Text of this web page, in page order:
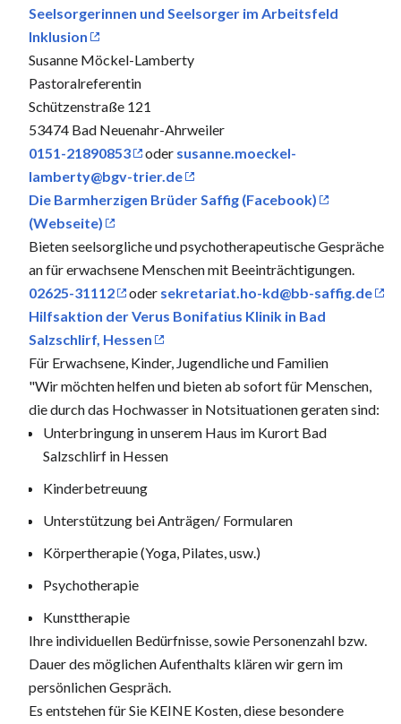
Seelsorgerinnen und Seelsorger im Arbeitsfeld
Inklusion
Susanne Möckel-Lamberty
Pastoralreferentin
Schützenstraße 121
53474 Bad Neuenahr-Ahrweiler
0151-21890853
oder susanne.moeckel-
lamberty@bgv-trier.de
Die Barmherzigen Brüder Saffig (Facebook)
(Webseite)
Bieten seelsorgliche und psychotherapeutische Gespräche
an für erwachsene Menschen mit Beeinträchtigungen.
02625-31112
oder sekretariat.ho-kd@bb-saffig.de
Hilfsaktion der Verus Bonifatius Klinik in Bad
Salzschlirf, Hessen
Für Erwachsene, Kinder, Jugendliche und Familien
"Wir möchten helfen und bieten ab sofort für Menschen,
die durch das Hochwasser in Notsituationen geraten sind:
Unterbringung in unserem Haus im Kurort Bad
Salzschlirf in Hessen
Kinderbetreuung
Unterstützung bei Anträgen/ Formularen
Körpertherapie (Yoga, Pilates, usw.)
Psychotherapie
Kunsttherapie
Ihre individuellen Bedürfnisse, sowie Personenzahl bzw.
Dauer des möglichen Aufenthalts klären wir gern im
persönlichen Gespräch.
Es entstehen für Sie KEINE Kosten, diese besondere